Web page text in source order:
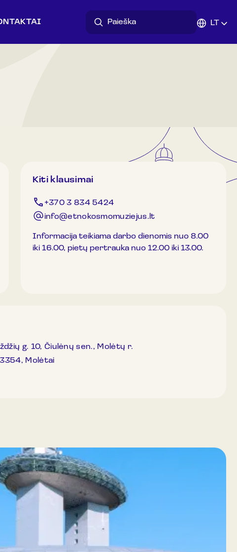
LT
Kiti klausimai
+370 3 834 5424
info@etnokosmomuziejus.lt
Informacija teikiama darbo dienomis nuo 8.00
iki 16.00, pietų pertrauka nuo 12.00 iki 13.00.
g. 10, Čiulėnų sen., Molėtų r.
Molėtai